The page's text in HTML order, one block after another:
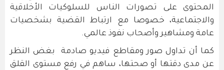
المحتوى على تصورات الناس للسلوكيات الأخلاقية
والاجتماعية، خصوصا مع ارتباط القضية بشخصيات
عامة ومشاهير وأصحاب نفوذ عالمي.
كما أن تداول صور ومقاطع فيديو صادمة بغض النظر
عن مدى دقتها أو صحتها، ساهم في رفع مستوى القلق